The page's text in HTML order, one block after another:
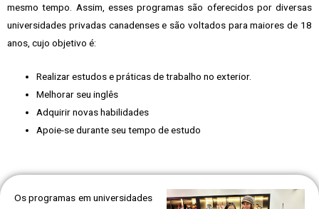
mesmo tempo. Assim, esses programas são oferecidos por diversas
universidades privadas canadenses e são voltados para maiores de 18
anos, cujo objetivo é:
Realizar estudos e práticas de trabalho no exterior.
Melhorar seu inglês
Adquirir novas habilidades
Apoie-sedurante seu tempo de estudo
Os programas em universidades